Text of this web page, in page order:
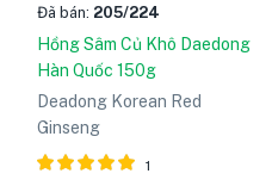
Đã bán: 205/224
Hồng Sâm Củ Khô Daedong
Hàn Quốc 150g
Deadong Korean Red
Ginseng
1